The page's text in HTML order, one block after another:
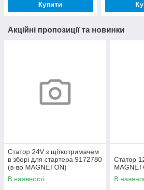
Купити
Акційні пропозиції та новинки
Статор 24V з щіткотримачем
в зборі для стартера 9172780
(в-во MAGNETON)
В наявності
Статор
В